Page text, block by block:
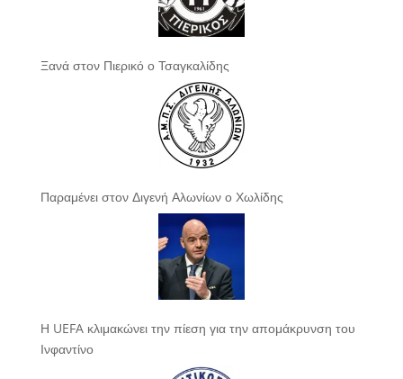
Ξανά στον Πιερικό ο Τσαγκαλίδης
Παραμένει στον Διγενή Αλωνίων ο Χωλίδης
Η UEFA κλιμακώνει την πίεση για την απομάκρυνση του
Ινφαντίνο